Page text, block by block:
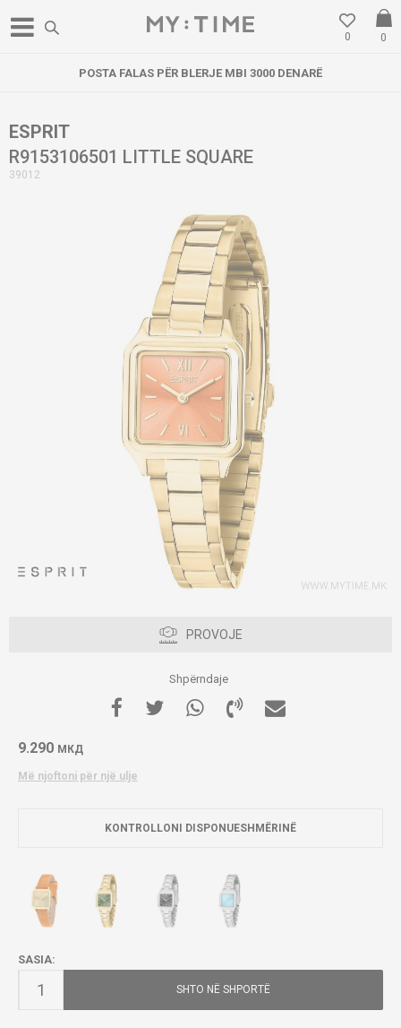
0
0
POSTA FALAS PËR BLERJE MBI 3000 DENARË
ESPRIT
R9153106501 LITTLE SQUARE
39012
PROVOJE
Shpërndaje
9.290 МКД
Më njoftoni për një ulje
KONTROLLONI DISPONUESHMËRINË
SASIA:
SHTO NË SHPORTË